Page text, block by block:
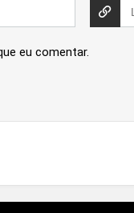
eu comentar.